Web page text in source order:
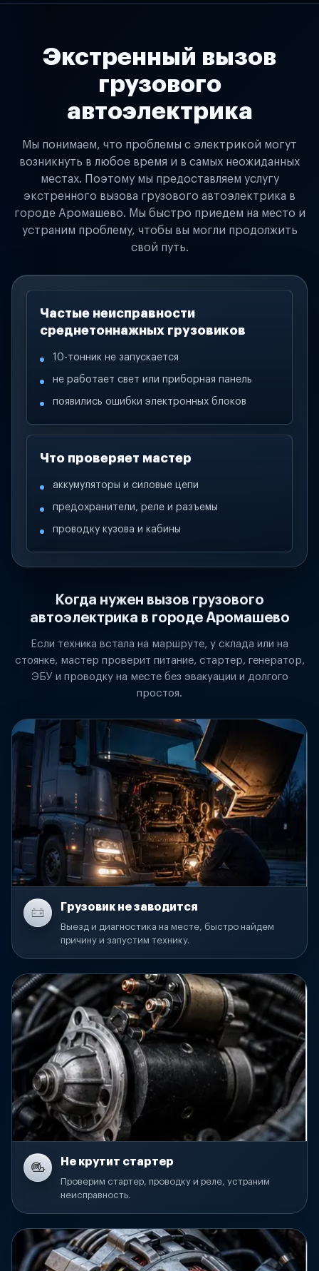
Экстренный вызов
грузового
автоэлектрика
Мы понимаем, что проблемы с электрикой могут
возникнуть в любое время и в самых неожиданных
местах. Поэтому мы предоставляем услугу
экстренного вызова грузового автоэлектрика в
городе Аромашево. Мы быстро приедем на место и
устраним проблему, чтобы вы могли продолжить
свой путь.
Частые неисправности
среднетоннажных грузовиков
10-тонник не запускается
не работает свет или приборная панель
появились ошибки электронных блоков
Что проверяет мастер
аккумуляторы и силовые цепи
предохранители, реле и разъемы
проводку кузова и кабины
Когда нужен вызов грузового
автоэлектрика в городе Аромашево
Если техника встала на маршруте, у склада или на
стоянке, мастер проверит питание, стартер, генератор,
ЭБУ и проводку на месте без эвакуации и долгого
простоя.
Грузовик не заводится
Выезд и диагностика на месте, быстро найдем
причину и запустим технику.
Не крутит стартер
Проверим стартер, проводку и реле, устраним
неисправность.